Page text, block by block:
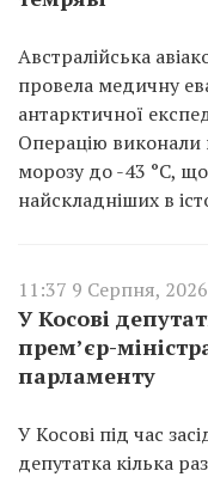
Австралійська
провела медичну
антарктичної
Операцію виконали
морозу до -43 °C,
найскладніших в
11:37 9 Серпня, 2026
У Косові
прем’єр-
парламенту
У Косові під час
депутатка кілька